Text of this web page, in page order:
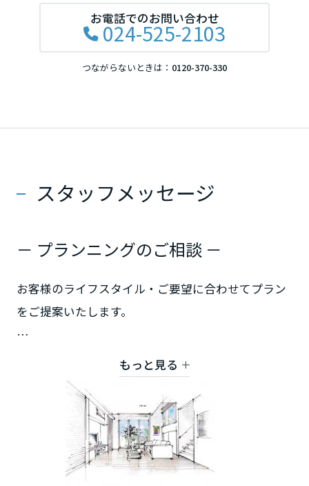
お電話でのお問い合わせ
024-525-2103
つながらないときは： 0120-370-330
スタッフメッセージ
－ プランニングのご相談 －
お客様のライフスタイル・ご要望に合わせてプラン
をご提案いたします。
独自の資格基準をクリアした認定デザイナーをはじ
め、各分野の専門スタッフが住まいづくりを全力で
バックアップいたします。
お気軽にお問い合わせください。
もっと見る
高知県
九州エリア
福岡県